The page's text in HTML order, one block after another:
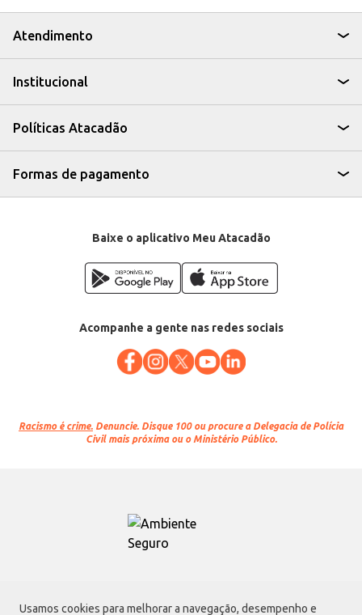
Usamos cookies para melhorar a navegação, desempenho e
Atendimento
Institucional
Políticas Atacadão
Formas de pagamento
Baixe o aplicativo Meu Atacadão
Acompanhe a gente nas redes sociais
Racismo é crime. Denuncie. Disque 100 ou procure a Delegacia de Polícia
Civil mais próxima ou o Ministério Público.
Atacadão S.A.